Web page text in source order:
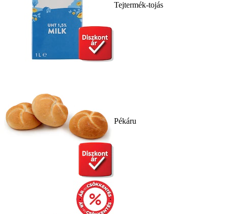
Tejtermék-tojás
Pékáru